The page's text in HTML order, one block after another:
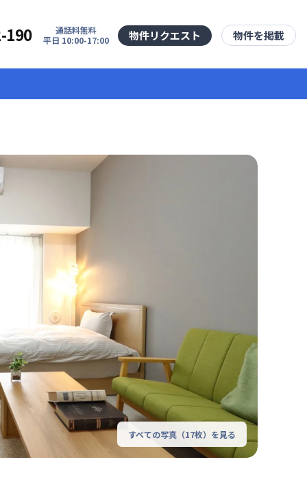
190
通話料無料
平日 10:00-17:00
物件リクエスト 物件を掲載
すべての写真（17枚）を見る